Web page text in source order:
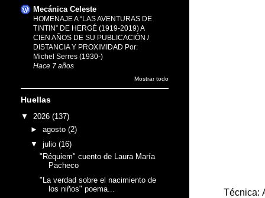
Técnica:
Mecánica Celeste
HOMENAJE A “LAS AVENTURAS DE
TINTIN” DE HERGÉ (1919-2019) A
CIEN AÑOS DE SU PUBLICACIÓN /
DISTANCIA Y PROXIMIDAD Por:
Michel Serres (1930-)
Hace 7 años
Mostrar todo
Huellas
▼ 2026 (137)
► agosto (2)
▼ julio (16)
"Réquiem" cuento de Laura María
Pacheco
"La verdad sobre el nacimiento de
los niños" poema...